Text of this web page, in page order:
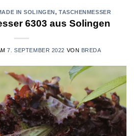
IN SOLINGEN, TASCHENMESSER
6303 aus Solingen
7. SEPTEMBER 2022 VON BREDA